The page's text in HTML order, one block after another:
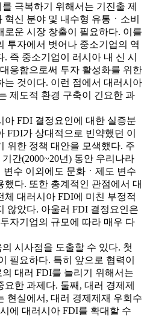
극복하기 위해서는 기진출 제
신 분야 및 내수형 유통ㆍ소비
운 시장 창출이 필요하다. 이를
투자에서 벗어나 중소기업의 역
즉 중소기업이 러시아 내 신 시
응함으로써 투자 활성화를 위한
는 것이다. 이런 점에서 대러시아
제도적 환경 구축이 긴요한 과
FDI 결정요인에 대한 실증분
FDI가 상대적으로 빈약했던 이
위한 정책 대안을 모색했다. 주
간(2000~20년) 동안 우리나라
수 이외에도 문화ㆍ제도 변수
다. 또한 총계적인 관점에서 대
체 대러시아 FDI에 미친 부정적
않았다. 아울러 FDI 결정요인은
자기업의 규모에 따라 매우 다
시사점을 도출할 수 있다. 첫
필요하다. 특히 앞으로 협력이
대러 FDI를 늘리기 위해서는
한 과제다. 둘째, 대러 경제제
현실에서, 대러 경제제재 우회수
에 대러시아 FDI를 확대할 수